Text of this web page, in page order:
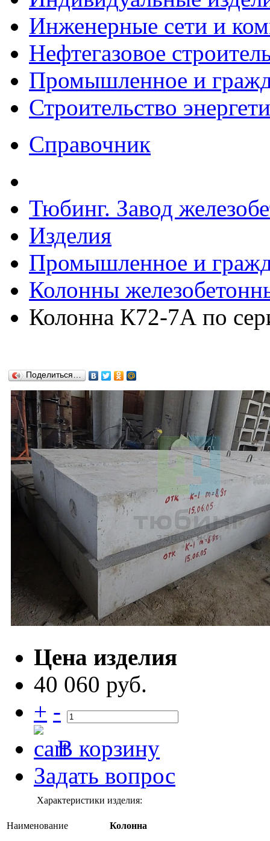
Инженерные сети и
Нефтегазовое
Промышленное и
Строительство
Справочник
Тюбинг. Завод
Изделия
Промышленное и
Колонны
Колонна К72-7А по
Поделиться…
Цена изделия
40 060 руб.
+ -
В корзину
Задать вопрос
Характеристики изделия:
Наименование Колонна